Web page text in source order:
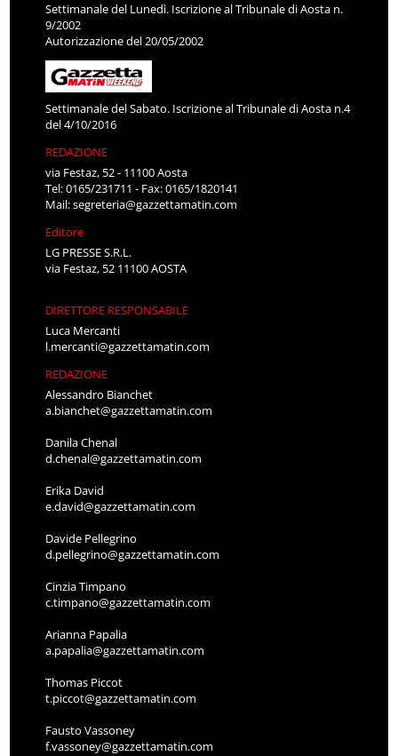
Settimanale del Lunedì. Iscrizione al Tribunale di Aosta n.
9/2002
Autorizzazione del 20/05/2002
Settimanale del Sabato. Iscrizione al Tribunale di Aosta n.4
del 4/10/2016
REDAZIONE
via Festaz, 52 - 11100 Aosta
Tel: 0165/231711 - Fax: 0165/1820141
Mail:segreteria@gazzettamatin.com
Editore
LG PRESSE S.R.L.
via Festaz, 52 11100 AOSTA
DIRETTORE RESPONSABILE
Luca Mercanti
l.mercanti@gazzettamatin.com
REDAZIONE
Alessandro Bianchet
a.bianchet@gazzettamatin.com
Danila Chenal
d.chenal@gazzettamatin.com
Erika David
e.david@gazzettamatin.com
Davide Pellegrino
d.pellegrino@gazzettamatin.com
Cinzia Timpano
c.timpano@gazzettamatin.com
Arianna Papalia
a.papalia@gazzettamatin.com
Thomas Piccot
t.piccot@gazzettamatin.com
Fausto Vassoney
f.vassoney@gazzettamatin.com